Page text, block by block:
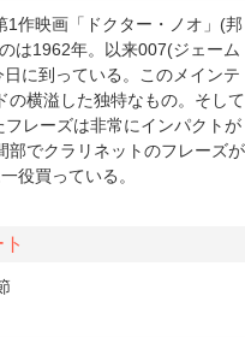
1作映画「ドクター・ノオ」(邦
は1962年。以来007(ジェーム
に到っている。このメインテ
の横溢した独特なもの。そして
レーズは非常にインパクトが
部でクラリネットのフレーズが
役買っている。